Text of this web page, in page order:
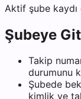
Aktif şube
Şubeye
Takip
durumunu
Şubede
kimlik ve